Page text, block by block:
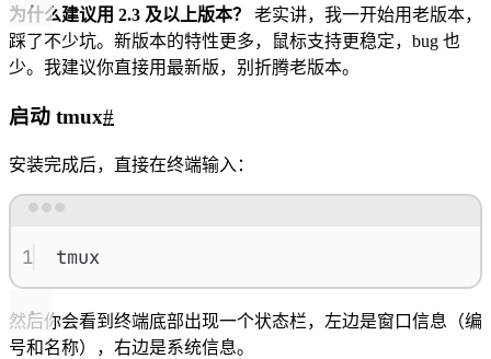
为什么建议用 2.3 及以上版本？
老实讲，我一开始用老版本，
踩了不少坑。新版本的特性更多，鼠标支持更稳定，bug 也
少。我建议你直接用最新版，别折腾老版本。
启动 tmux#
安装完成后，直接在终端输入：
1 tmux
然后你会看到终端底部出现一个状态栏，左边是窗口信息（编
号和名称），右边是系统信息。